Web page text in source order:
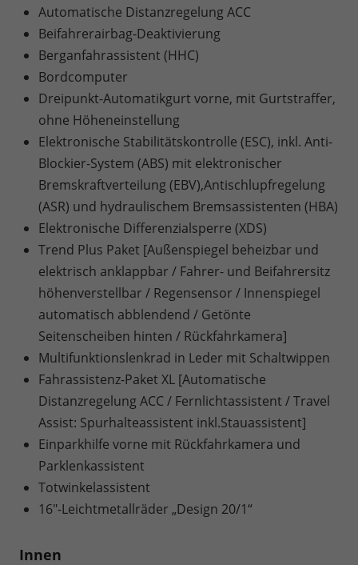
Automatische Distanzregelung ACC
Beifahrerairbag-Deaktivierung
Berganfahrassistent (HHC)
Bordcomputer
Dreipunkt-Automatikgurt vorne, mit Gurtstraffer,
ohne Höheneinstellung
Elektronische Stabilitätskontrolle (ESC), inkl. Anti-
Blockier-System (ABS) mit elektronischer
Bremskraftverteilung (EBV),Antischlupfregelung
(ASR) und hydraulischem Bremsassistenten (HBA)
Elektronische Differenzialsperre (XDS)
Trend Plus Paket [Außenspiegel beheizbar und
elektrisch anklappbar / Fahrer- und Beifahrersitz
höhenverstellbar / Regensensor / Innenspiegel
automatisch abblendend / Getönte
Seitenscheiben hinten / Rückfahrkamera]
Multifunktionslenkrad in Leder mit Schaltwippen
Fahrassistenz-Paket XL [Automatische
Distanzregelung ACC / Fernlichtassistent / Travel
Assist: Spurhalteassistent inkl.Stauassistent]
Einparkhilfe vorne mit Rückfahrkamera und
Parklenkassistent
Totwinkelassistent
16"-Leichtmetallräder „Design 20/1“
Innen